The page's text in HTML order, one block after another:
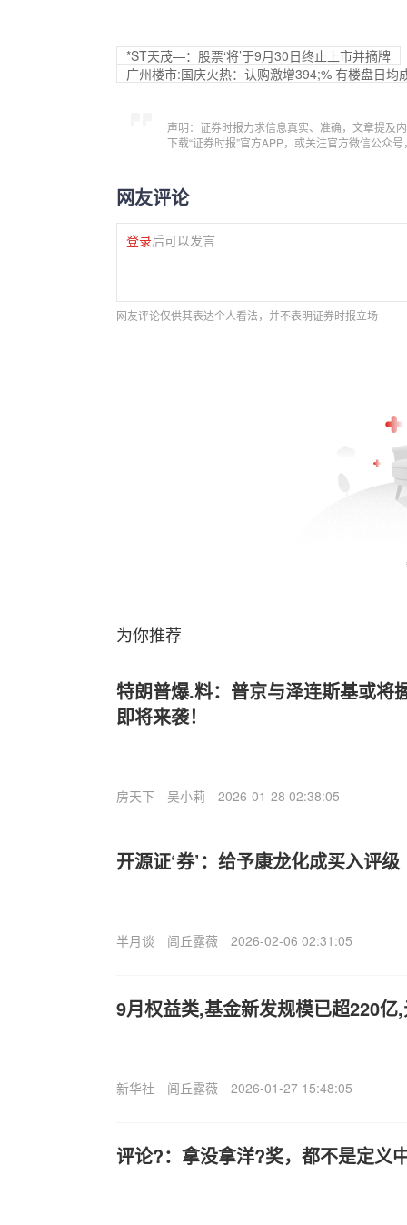
*ST天茂—：股票‘将’于9月30日终止上市并摘牌
广州楼市:国庆火热：认购激增394;% 有楼盘日均
声明：证券时报力求信息真实、准确，文章提及
下载“证券时报”官方APP，或关注官方微信公众
网友评论
登录后可以发言
网友评论仅供其表达个人看法，并不表明证券时报立场
为你推荐
特朗普爆.料：普京与泽连斯基或将
即将来袭！
房天下 吴小莉 2026-01-28 02:38:05
开源证‘券’：给予康龙化成买入评级
半月谈 闾丘露薇 2026-02-06 02:31:05
9月权益类,基金新发规模已超220亿
新华社 闾丘露薇 2026-01-27 15:48:05
评论?：拿没拿洋?奖，都不是定义